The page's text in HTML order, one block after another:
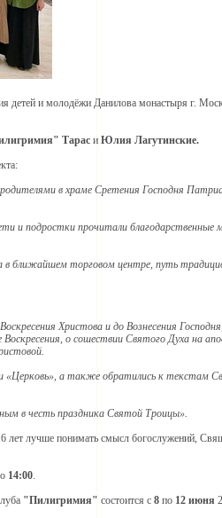
детей и молодёжи Данилова монастыря г.
Тарас и Юлия Лагутинские.
в храме Сретения Господня
и подростки прочитали
в ближайшем торговом центре, путь
Христова и до Вознесения
о сошествии Святого Духа на
«Церковь», а также обратились к текстам
в честь праздника Святой Троицы».
лет лучше понимать смысл богослужений,
14:00.
"Пилигримия" состоится с 8 по 12 июня